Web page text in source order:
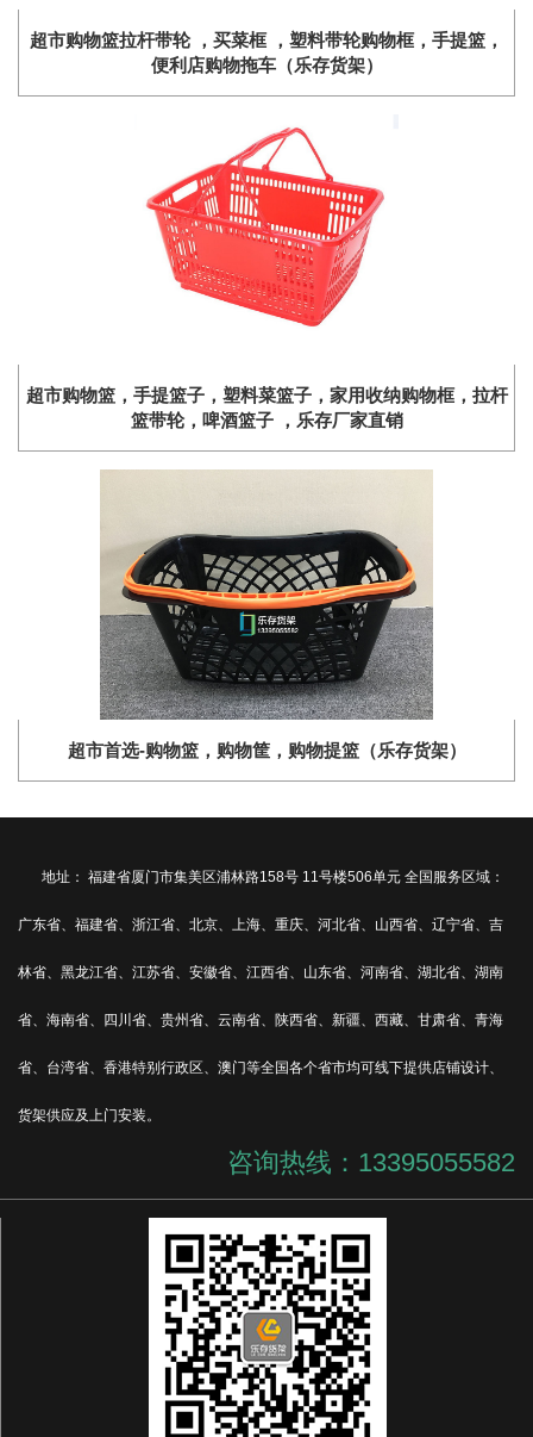
超市购物篮拉杆带轮 ，买菜框 ，塑料带轮购物框，手提篮，
便利店购物拖车（乐存货架）
​超市购物篮，手提篮子，塑料菜篮子，家用收纳购物框，拉杆
篮带轮，啤酒篮子 ，乐存厂家直销
超市首选-购物篮，购物筐，购物提篮（乐存货架）
地址： 福建省厦门市集美区浦林路158号 11号楼506单元 全国服务区域：
广东省、福建省、浙江省、北京、上海、重庆、河北省、山西省、辽宁省、吉
林省、黑龙江省、江苏省、安徽省、江西省、山东省、河南省、湖北省、湖南
省、海南省、四川省、贵州省、云南省、陕西省、新疆、西藏、甘肃省、青海
省、台湾省、香港特别行政区、澳门等全国各个省市均可线下提供店铺设计、
货架供应及上门安装。
咨询热线：13395055582